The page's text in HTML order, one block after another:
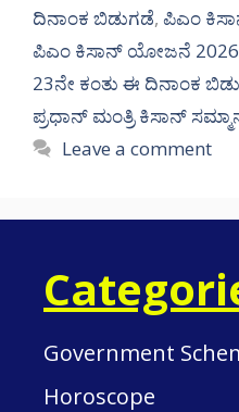
ದಿನಾಂಕ ಬಿಡುಗಡೆ, ಪಿಎಂ
ಪಿಎಂ ಕಿಸಾನ್ ಯೋಜನೆ 2026
23ನೇ ಕಂತು ಈ ದಿನಾಂಕ
ಪ್ರಧಾನ್ ಮಂತ್ರಿ ಕಿಸಾನ್
Leave a comment
Government
Horoscope